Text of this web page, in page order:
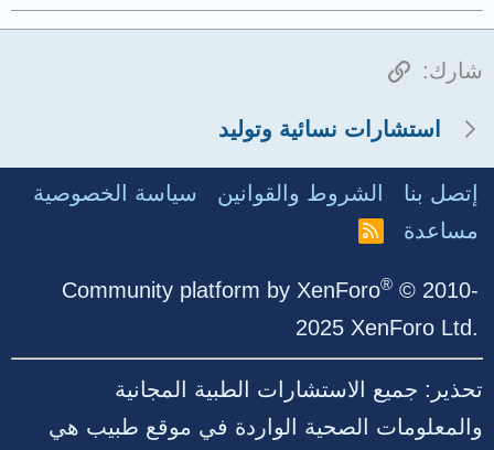
شارك: الرابط
استشارات نسائية وتوليد
إتصل بنا الشروط والقوانين
سياسة الخصوصية
مساعدة
R
Community platform by XenForo® © 2010-
2025 XenForo Ltd.
تحذير: جميع الاستشارات الطبية المجانية
والمعلومات الصحية الواردة في موقع طبيب هي